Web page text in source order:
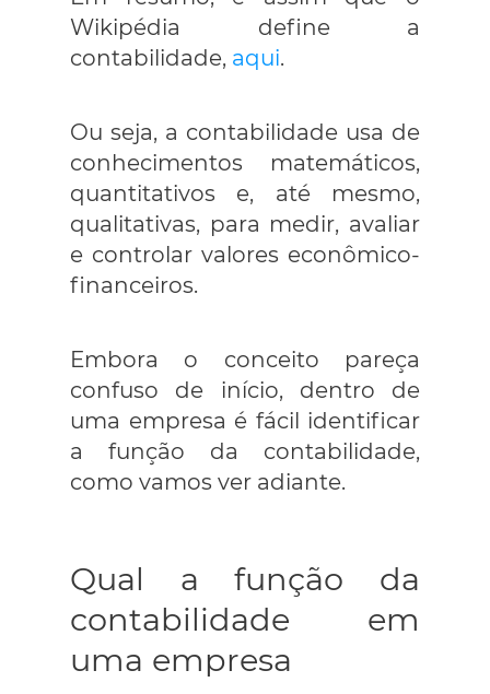
Wikipédia define a
contabilidade, aqui.
Ou seja, a contabilidade usa de
conhecimentos matemáticos,
quantitativos e, até mesmo,
qualitativas, para medir, avaliar
e controlar valores econômico-
financeiros.
Embora o conceito pareça
confuso de início, dentro de
uma empresa é fácil identificar
a função da contabilidade,
como vamos ver adiante.
Qual a função da
contabilidade em
uma empresa